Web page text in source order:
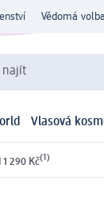
Vědomá volba
najít
Vlasová
290 Kč(1)